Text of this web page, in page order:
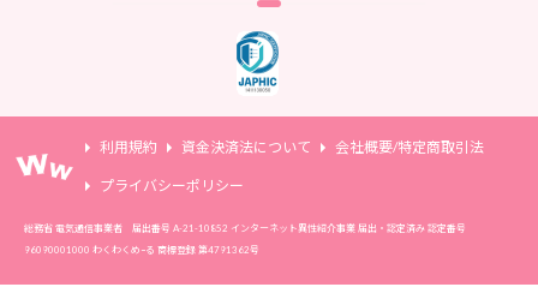
利用規約 資金決済法について 会社概要/特定商取引法
プライバシーポリシー
総務省 電気通信事業者 届出番号 A-21-10852 インターネット異性紹介事業 届出・認定済み 認定番号
96090001000 わくわくめｰる 商標登録 第4791362号